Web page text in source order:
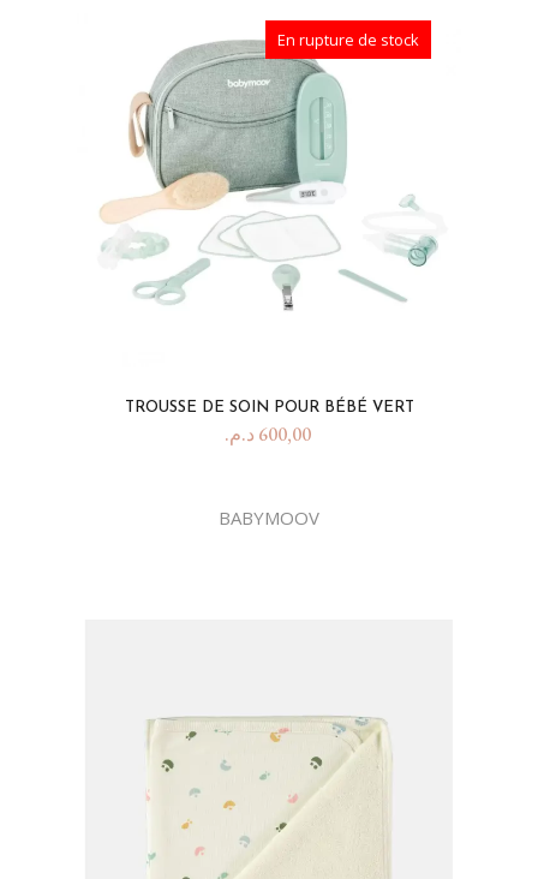
En rupture de stock
TROUSSE DE SOIN POUR BÉBÉ VERT
600,00 د.م.
BABYMOOV